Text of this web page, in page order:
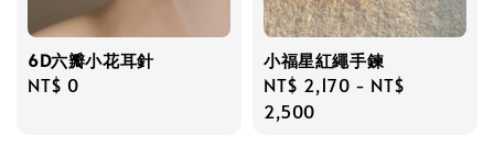
6D六瓣小花耳針
Regular
NT$ 0
小福星紅繩手鍊
Regular
price
NT$ 2,170 - NT$
2,500